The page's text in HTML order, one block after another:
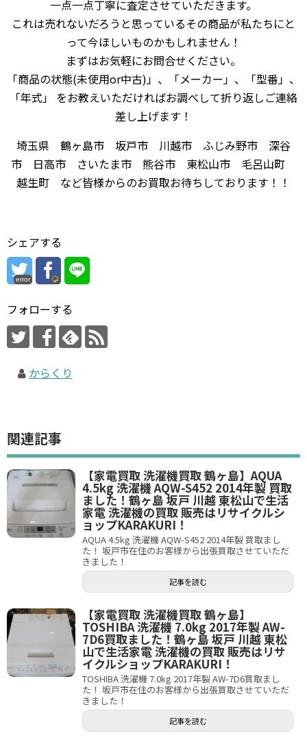
一点一点丁寧に査定させていただきます。
これは売れないだろうと思っているその商品が私たちにと
って今ほしいものかもしれません！
まずはお気軽にお問合せください。
「商品の状態(未使用or中古)」、「メーカー」、「型番」、
「年式」 をお教えいただければお調べして折り返しご連絡
差し上げます！
埼玉県 鶴ヶ島市 坂戸市 川越市 ふじみ野市 深谷
市 日高市 さいたま市 熊谷市 東松山市 毛呂山町
越生町 など皆様からのお買取お待ちしております！！
シェアする
error
フォローする
からくり
関連記事
【家電買取 洗濯機買取 鶴ヶ島】AQUA
4.5kg 洗濯機 AQW-S452 2014年製 買取
ました！鶴ヶ島 坂戸 川越 東松山で生活
家電 洗濯機の買取 販売はリサイクルシ
ョップKARAKURI！
AQUA 4.5kg 洗濯機 AQW-S452 2014年製 買取まし
た！ 坂戸市在住のお客様から出張買取させていただ
きました！
記事を読む
【家電買取 洗濯機買取 鶴ヶ島】
TOSHIBA 洗濯機 7.0kg 2017年製 AW-
7D6買取ました！鶴ヶ島 坂戸 川越 東松
山で生活家電 洗濯機の買取 販売はリサ
イクルショップKARAKURI！
TOSHIBA 洗濯機 7.0kg 2017年製 AW-7D6買取まし
た！ 坂戸市在住のお客様から出張買取させていただ
きました！
記事を読む